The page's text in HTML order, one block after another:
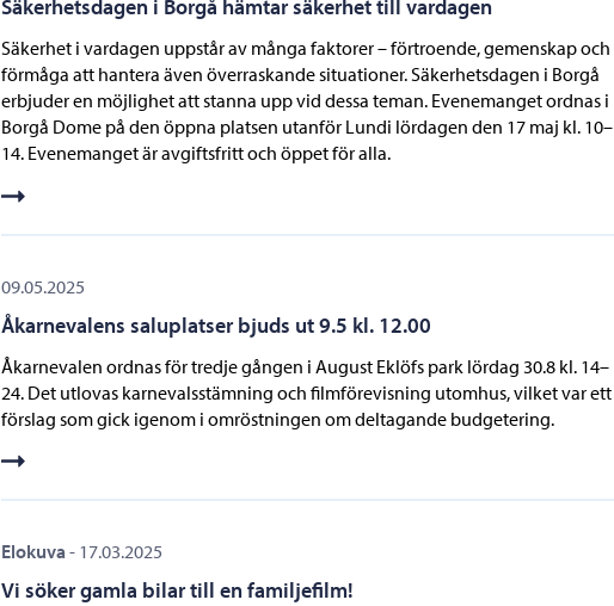
Säkerhetsdagen i Borgå hämtar säkerhet till vardagen
Säkerhet i vardagen uppstår av många faktorer – förtroende, gemenskap och
förmåga att hantera även överraskande situationer. Säkerhetsdagen i Borgå
erbjuder en möjlighet att stanna upp vid dessa teman. Evenemanget ordnas i
Borgå Dome på den öppna platsen utanför Lundi lördagen den 17 maj kl. 10–
14. Evenemanget är avgiftsfritt och öppet för alla.
09.05.2025
Åkarnevalens saluplatser bjuds ut 9.5 kl. 12.00
Åkarnevalen ordnas för tredje gången i August Eklöfs park lördag 30.8 kl. 14–
24. Det utlovas karnevalsstämning och filmförevisning utomhus, vilket var ett
förslag som gick igenom i omröstningen om deltagande budgetering.
Elokuva- 17.03.2025
Vi söker gamla bilar till en familjefilm!